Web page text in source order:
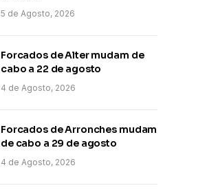
5 de Agosto, 2026
Forcados de Alter mudam de
cabo a 22 de agosto
4 de Agosto, 2026
Forcados de Arronches mudam
de cabo a 29 de agosto
4 de Agosto, 2026